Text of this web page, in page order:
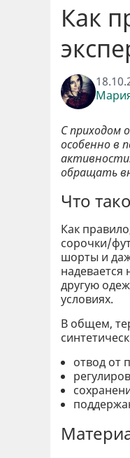
Как
С приходом
особенно в
обращать
Что
Как
сорочки/
шорты и
другую
условиях.
В общем,
отвод от